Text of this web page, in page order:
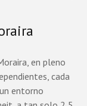
en pleno
cada
entorno